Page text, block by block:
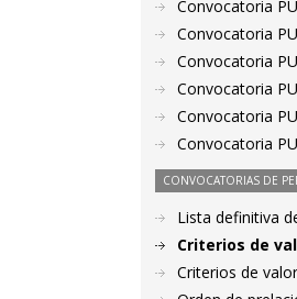
Convocatoria
Convocatoria
Convocatoria
Convocatoria
Convocatoria
Convocatoria
CONVOCATORIAS DE
Lista definitiva
Criterios de
Criterios de